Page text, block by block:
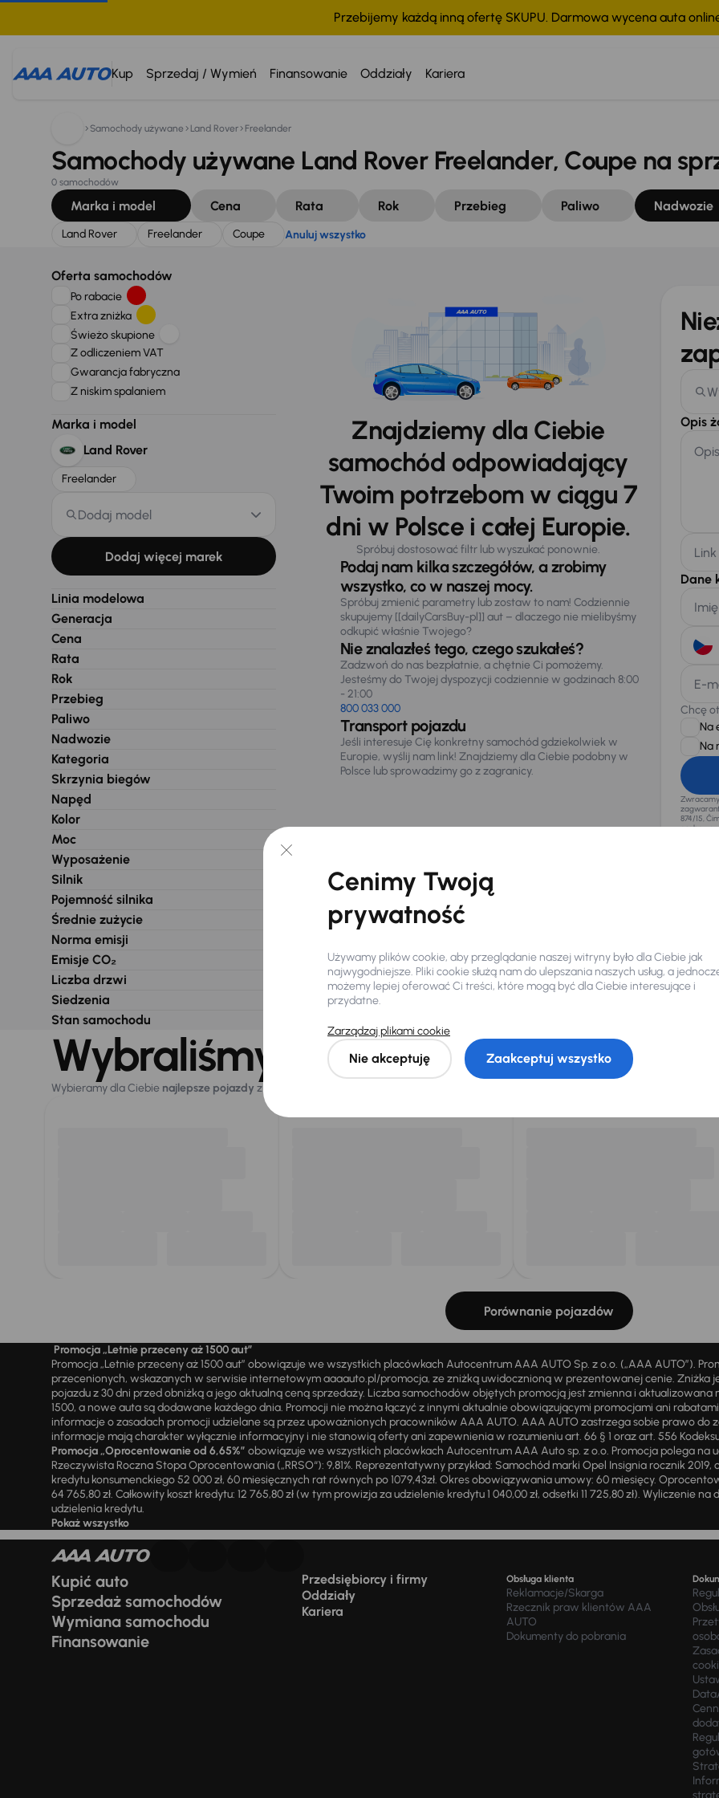
Przebijemy każdą inną ofertę SKUPU. Darmowa wycena auta
Kup Sprzedaj / Wymień Finansowanie Oddziały Kariera
Szukam: Anuluj wszystko
Samochody używane Land Rover Freelander
Samochody używane Land Rover Freelander, Coupe na
0 samochodów
Marka i model Cena Rata Rok Przebieg Paliwo Nadwozie
Land Rover Freelander Coupe Anuluj wszystko
Oferta samochodów
Po rabacie
Extra zniżka
Świeżo skupione
Z odliczeniem VAT
Gwarancja fabryczna
Z niskim spalaniem
Marka i model
Land Rover
Freelander
Dodaj model
Dodaj więcej marek
Linia modelowa
Generacja
Cena
Rata
Rok
Przebieg
Paliwo
Nadwozie
Kategoria
Skrzynia biegów
Napęd
Kolor
Moc
Wyposażenie
Silnik
Pojemność silnika
Średnie zużycie
Norma emisji
Emisje CO₂
Liczba drzwi
Siedzenia
Stan samochodu
Znajdziemy dla Ciebie
samochód odpowiadający
Twoim potrzebom w ciągu 7
dni w Polsce i całej Europie.
Spróbuj dostosować filtr lub wyszukać ponownie.
Podaj nam kilka szczegółów, a zrobimy
wszystko, co w naszej mocy.
Spróbuj zmienić parametry lub zostaw to nam! Codziennie
skupujemy [[dailyCarsBuy-pl]] aut – dlaczego nie mielibyśmy
odkupić właśnie Twojego?
Nie znalazłeś tego, czego szukałeś?
Zadzwoń do nas bezpłatnie, a chętnie Ci pomożemy.
Jesteśmy do Twojej dyspozycji codziennie w godzinach 8:00
- 21:00
800 033 000
Transport pojazdu
Jeśli interesuje Cię konkretny samochód gdziekolwiek w
Europie, wyślij nam link! Znajdziemy dla Ciebie podobny w
Polsce lub sprowadzimy go z zagranicy.
Opis
Dane
E-
Chcę
Na
Na
874/15,
osobowe
Wybraliśmy dla Ciebie
Wybieramy dla Ciebie najlepsze pojazdy z naszej oferty. Kupimy dla Ciebie
Porównanie pojazdów
Promocja „Letnie przeceny aż 1500 aut”
Promocja „Letnie przeceny aż 1500 aut” obowiązuje we wszystkich placówkach Autocentrum AAA AUTO Sp. z o.o. („AAA AUTO”).
przecenionych, wskazanych w serwisie internetowym aaaauto.pl/promocja, ze zniżką uwidocznioną w prezentowanej cenie. Zniżka
pojazdu z 30 dni przed obniżką a jego aktualną ceną sprzedaży. Liczba samochodów objętych promocją jest zmienna i
1500, a nowe auta są dodawane każdego dnia. Promocji nie można łączyć z innymi aktualnie obowiązującymi promocjami ani
informacje o zasadach promocji udzielane są przez upoważnionych pracowników AAA AUTO. AAA AUTO zastrzega sobie prawo
informacje mają charakter wyłącznie informacyjny i nie stanowią oferty ani zapewnienia w rozumieniu art. 66 § 1 oraz art. 556
Promocja „Oprocentowanie od 6,65%” obowiązuje we wszystkich placówkach Autocentrum AAA Auto sp. z o.o. Promocja polega na
Rzeczywista Roczna Stopa Oprocentowania („RRSO“): 9,81%. Reprezentatywny przykład: Samochód marki Opel Insignia rocznik 2019,
kredytu konsumenckiego 52 000 zł, 60 miesięcznych rat równych po 1079,43zł. Okres obowiązywania umowy: 60 miesięcy.
64 765,80 zł. Całkowity koszt kredytu: 12 765,80 zł (w tym prowizja za udzielenie kredytu 1 040,00 zł, odsetki 11 725,80 zł). Wyliczenie
udzielenia kredytu.
Pokaż wszystko
Kupić auto
Sprzedaż samochodów
Wymiana samochodu
Finansowanie
Przedsiębiorcy i firmy
Oddziały
Kariera
Obsługa klienta
Reklamacje/Skarga
Rzecznik praw klientów AAA
AUTO
Dokumenty do pobrania
Cenimy Twoją
prywatność
Używamy plików cookie, aby przeglądanie naszej witryny było dla Ciebie jak
najwygodniejsze. Pliki cookie służą nam do ulepszania naszych usług, a
możemy lepiej oferować Ci treści, które mogą być dla Ciebie interesujące i
przydatne.
Zarządzaj plikami cookie
Nie akceptuję Zaakceptuj wszystko